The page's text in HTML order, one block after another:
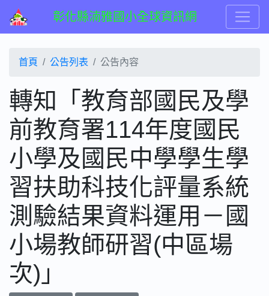
彰化縣湳雅國小全球資訊網
首頁 公告列表 公告內容
轉知「教育部國民及學
前教育署114年度國民
小學及國民中學學生學
習扶助科技化評量系統
測驗結果資料運用－國
小場教師研習(中區場
次)」